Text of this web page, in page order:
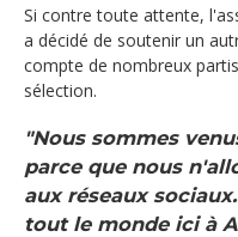
Si contre toute attente,
a décidé de soutenir un
compte de nombreux
sélection.
"Nous sommes
parce que nous
aux réseaux
tout le monde ici à